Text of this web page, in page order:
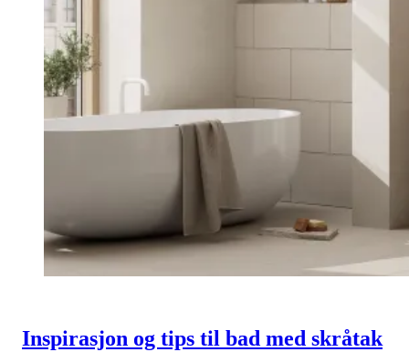
Inspirasjon og tips til bad med skråtak